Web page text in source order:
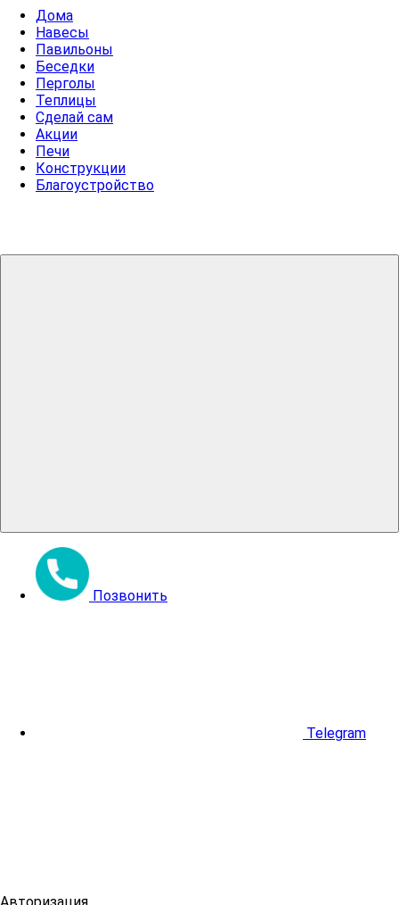
Дома
Навесы
Павильоны
Беседки
Перголы
Теплицы
Сделай сам
Акции
Печи
Конструкции
Благоустройство
Позвонить
Telegram
Авторизация